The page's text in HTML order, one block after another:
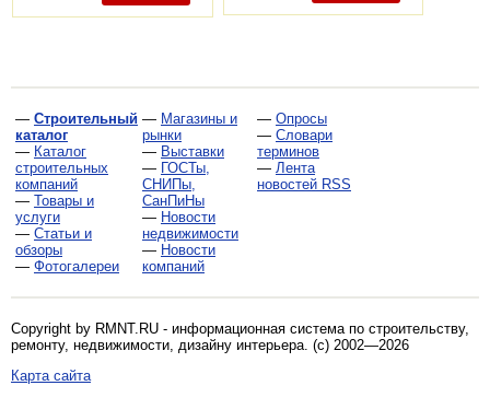
— Строительный
каталог
— Каталог
строительных
компаний
— Товары и
услуги
— Статьи и
обзоры
— Фотогалереи
— Магазины и
рынки
— Выставки
— ГОСТы,
СНИПы,
СанПиНы
— Новости
недвижимости
— Новости
компаний
— Опросы
— Словари
терминов
— Лента
новостей RSS
Copyright by RMNT.RU - информационная система по строительству,
ремонту, недвижимости, дизайну интерьера . (c) 2002—2026
Карта сайта